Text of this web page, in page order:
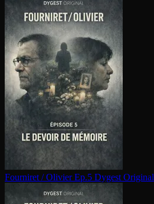
Fourniret / Olivier Ep.5 Dygest Original